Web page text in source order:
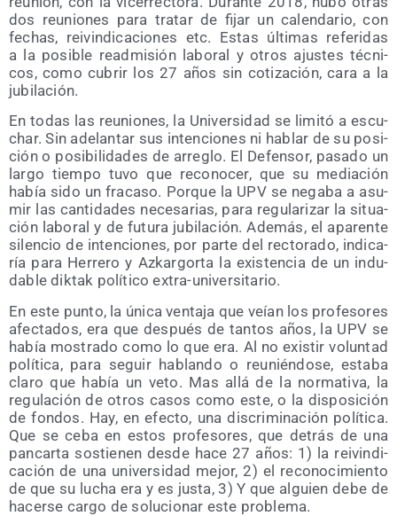
dos reunio­nes para tra­tar de fijar un calen­da­rio, con
fechas, rei­vin­di­ca­cio­nes etc. Estas últi­mas refe­ri­das
a la posi­ble read­mi­sión labo­ral y otros ajus­tes téc­ni­
cos, como cubrir los 27 años sin coti­za­ción, cara a la
jubilación.
En todas las reunio­nes, la Uni­ver­si­dad se limi­tó a escu­
char. Sin ade­lan­tar sus inten­cio­nes ni hablar de su posi­
ción o posi­bi­li­da­des de arre­glo. El Defen­sor, pasa­do un
lar­go tiem­po tuvo que reco­no­cer, que su media­ción
había sido un fra­ca­so. Por­que la UPV se nega­ba a asu­
mir las can­ti­da­des nece­sa­rias, para regu­la­ri­zar la situa­
ción labo­ral y de futu­ra jubi­la­ción. Ade­más, el apa­ren­te
silen­cio de inten­cio­nes, por par­te del rec­to­ra­do, indi­ca­
ría para Herre­ro y Azkar­gor­ta la exis­ten­cia de un indu­
da­ble dik­tak polí­ti­co extra-universitario.
En este pun­to, la úni­ca ven­ta­ja que veían los pro­fe­so­res
afec­ta­dos, era que des­pués de tan­tos años, la UPV se
había mos­tra­do como lo que era. Al no exis­tir volun­tad
polí­ti­ca, para seguir hablan­do o reu­nién­do­se, esta­ba
cla­ro que había un veto. Mas allá de la nor­ma­ti­va, la
regu­la­ción de otros casos como este, o la dis­po­si­ción
de fon­dos. Hay, en efec­to, una dis­cri­mi­na­ción polí­ti­ca.
Que se ceba en estos pro­fe­so­res, que detrás de una
pan­car­ta sos­tie­nen des­de hace 27 años: 1) la rei­vin­di­
ca­ción de una uni­ver­si­dad mejor, 2) el reco­no­ci­mien­to
de que su lucha era y es jus­ta, 3) Y que alguien debe de
hacer­se car­go de solu­cio­nar este problema.